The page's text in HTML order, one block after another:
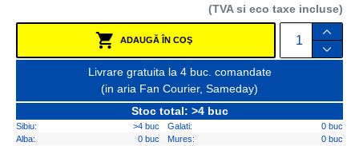
(TVA si eco taxe incluse)
ADAUGĂ ÎN COŞ
Livrare gratuita la 4 buc. comandate
(in aria Fan Courier, Sameday)
Stoc total: >4 buc
Sibiu: >4 buc Galati:
0 buc
Alba:
0 buc Mures:
0 buc